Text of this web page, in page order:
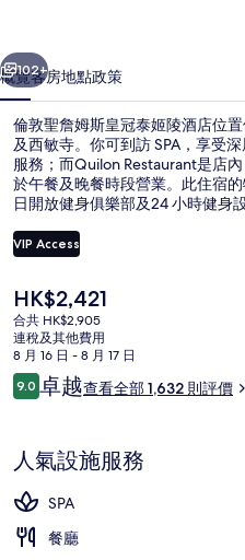
冠
泰
姬
陵
酒
店
片
集
個 下一個
102+
概覽客房地點政策
倫敦聖詹姆斯皇冠泰姬陵酒店位
及西敏寺。你可到訪 SPA，享受
服務；而Quilon Restaurant是店
於午餐及晚餐時段營業。此住宿
日開放健身俱樂部及24 小時健身
外；而其中心位置及觀光特色亦深
VIP Access
現
價
HK$2,421
HK$2,421
合共 HK$2,905
連稅及其他費用
8 月 16 日 - 8 月 17 日
評
價
9.09.0 分，滿分 10 分，
卓越查看全部 1,632 則評價
人氣設施服務
SPA
餐廳